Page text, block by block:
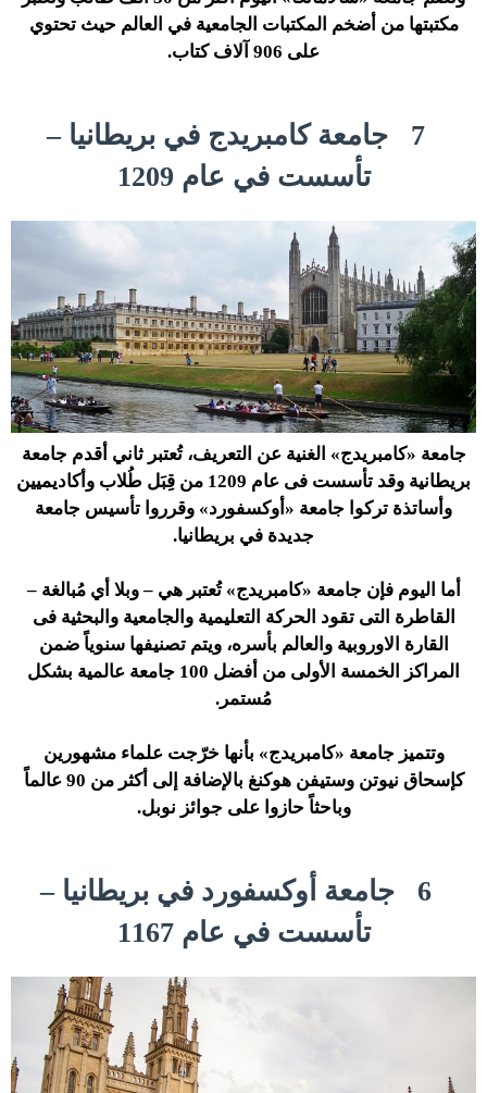
مكتبتها من أضخم المكتبات الجامعية في العالم حيث تحتوي
على 906 آلاف كتاب.
جامعة كامبريدج في بريطانيا –
تأسست في عام 1209
جامعة «كامبريدج» الغنية عن التعريف، تُعتبر ثاني أقدم جامعة
بريطانية وقد تأسست فى عام 1209 من قِبَل طُلاب وأكاديميين
وأساتذة تركوا جامعة «أوكسفورد» وقرروا تأسيس جامعة
جديدة في بريطانيا.
أما اليوم فإن جامعة «كامبريدج» تُعتبر هي – وبلا أي مُبالغة –
القاطرة التى تقود الحركة التعليمية والجامعية والبحثية فى
القارة الاوروبية والعالم بأسره، ويتم تصنيفها سنوياً ضمن
المراكز الخمسة الأولى من أفضل 100 جامعة عالمية بشكل
مُستمر.
وتتميز جامعة «كامبريدج» بأنها خرّجت علماء مشهورين
كإسحاق نيوتن وستيفن هوكنغ بالإضافة إلى أكثر من 90 عالماً
وباحثاً حازوا على جوائز نوبل.
جامعة أوكسفورد في بريطانيا –
تأسست في عام 1167